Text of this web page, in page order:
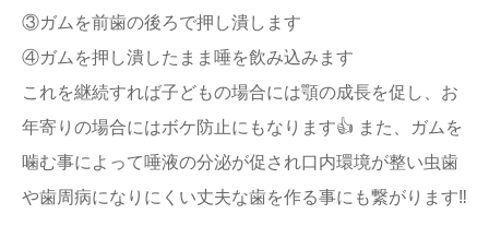
③ガムを前歯の後ろで押し潰します
④ガムを押し潰したまま唾を飲み込みます
これを継続すれば子どもの場合には顎の成長を促し、お
年寄りの場合にはボケ防止にもなります👍 また、ガムを
噛む事によって唾液の分泌が促され口内環境が整い虫歯
や歯周病になりにくい丈夫な歯を作る事にも繋がります‼️